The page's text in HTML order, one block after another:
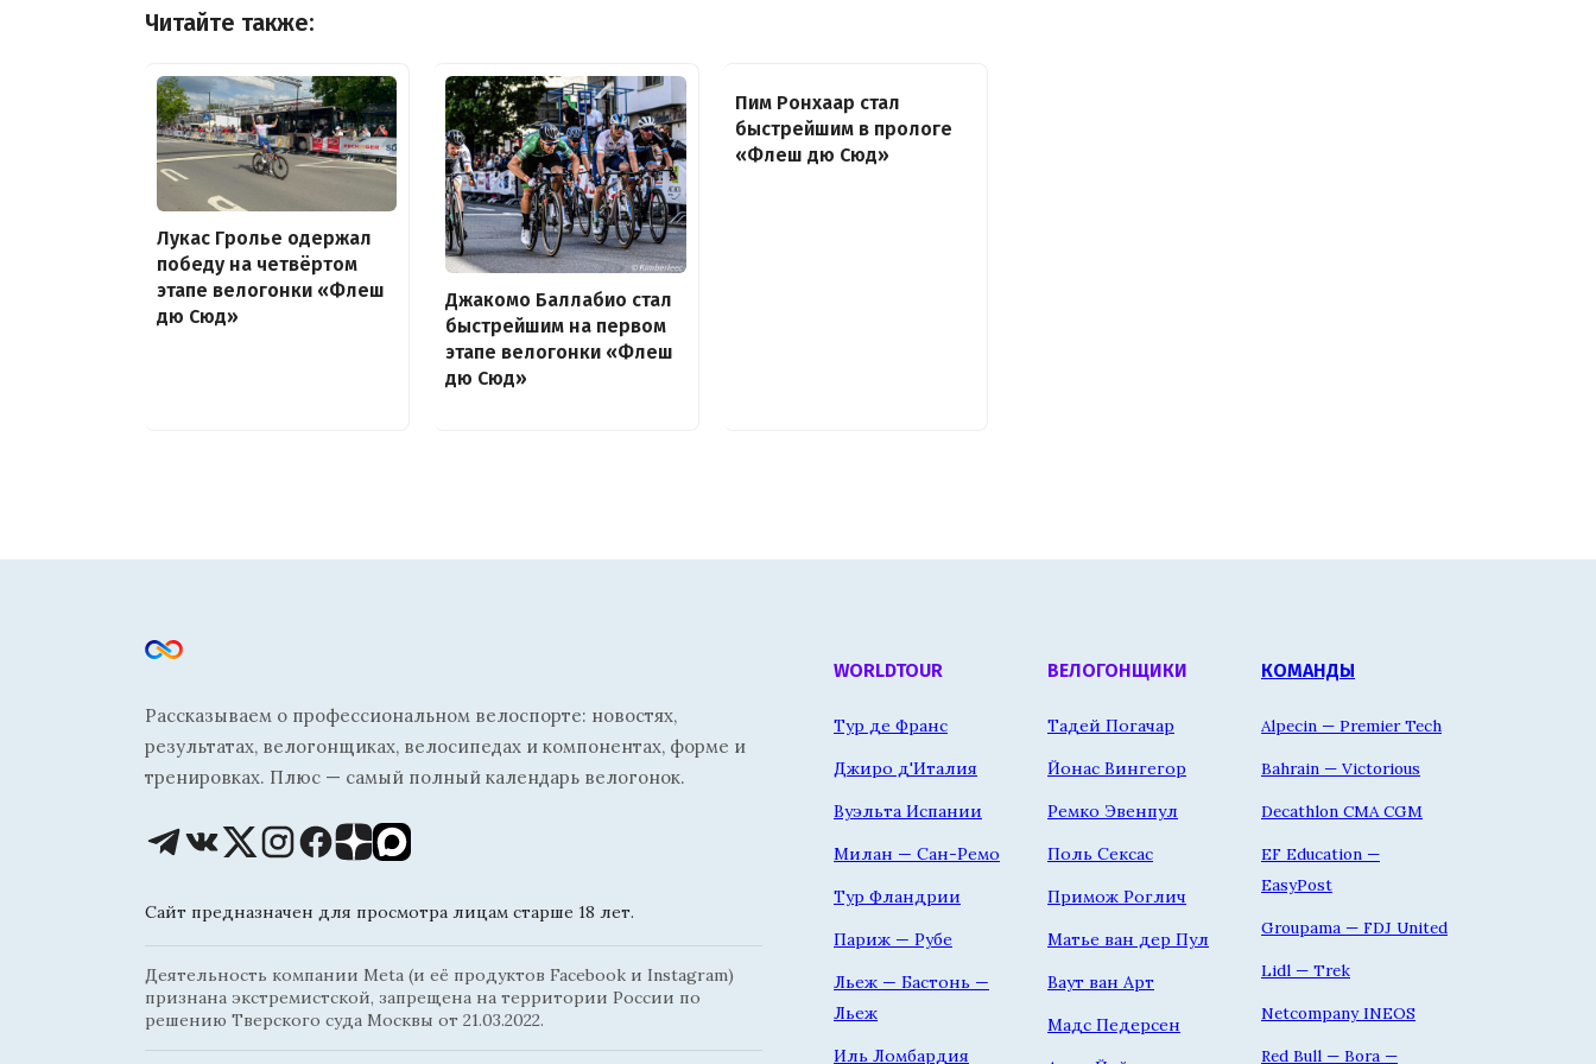
Читайте также:
Лукас Гролье одержал
победу на четвёртом
этапе велогонки «Флеш
дю Сюд»
Джакомо Баллабио стал
быстрейшим на первом
этапе велогонки «Флеш
дю Сюд»
Пим Ронхаар стал
быстрейшим в прологе
«Флеш дю Сюд»
Рассказываем о профессиональном велоспорте: новостях,
результатах, велогонщиках, велосипедах и компонентах, форме и
тренировках. Плюс — самый полный календарь велогонок.
Сайт предназначен для просмотра лицам старше 18 лет.
Деятельность компании Meta (и её продуктов Facebook и Instagram)
признана экстремистской, запрещена на территории России по
решению Тверского суда Москвы от 21.03.2022.
WORLDTOUR
Тур де Франс
Джиро д'Италия
Вуэльта Испании
Милан — Сан-Ремо
Тур Фландрии
Париж — Рубе
Льеж — Бастонь —
Льеж
Иль Ломбардия
ВЕЛОГОНЩИКИ
Тадей Погачар
Йонас Вингегор
Ремко Эвенпул
Поль Сексас
Примож Роглич
Матье ван дер Пул
Ваут ван Арт
Мадс Педерсен
КОМАНДЫ
Alpecin — Premier Tech
Bahrain — Victorious
Decathlon CMA CGM
EF Education —
EasyPost
Groupama — FDJ United
Lidl — Trek
Netcompany INEOS
Red Bull — Bora —